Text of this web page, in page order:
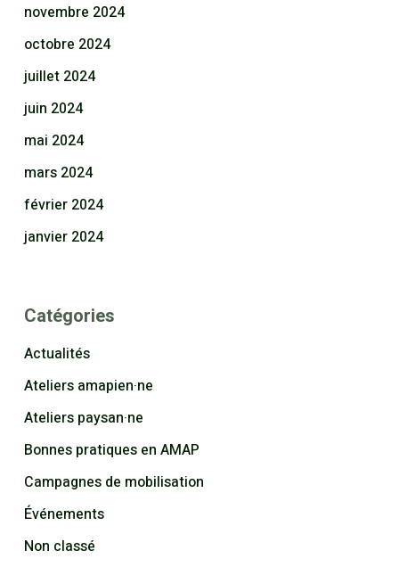
novembre 2024
octobre 2024
juillet 2024
juin 2024
mai 2024
mars 2024
février 2024
janvier 2024
Catégories
Actualités
Ateliers amapien·ne
Ateliers paysan·ne
Bonnes pratiques en AMAP
Campagnes de mobilisation
Événements
Non classé